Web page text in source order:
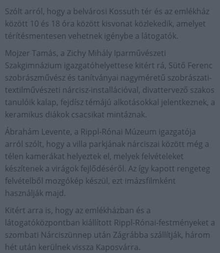
Szólt arról, hogy a belvárosi Kossuth tér és az emlékház
között 10 és 18 óra között kisvonat közlekedik, amelyet
térítésmentesen vehetnek igénybe a látogatók.
Mojzer Tamás, a Zichy Mihály Iparművészeti
Szakgimnázium igazgatóhelyettese kitért rá, Sütő Ferenc
szobrászművész és tanítványai nagyméretű szobrászati-
textilművészeti nárcisz-installációval, divattervező szakos
tanulóik kalap, fejdísz témájú alkotásokkal jelentkeznek, a
keramikus diákok csacsikat mintáznak.
Ábrahám Levente, a Rippl-Rónai Múzeum igazgatója
arról szólt, hogy a villa parkjának nárciszai között még a
télen kamerákat helyeztek el, melyek felvételeket
készítenek a virágok fejlődéséről. Az így kapott rengeteg
felvételből mozgókép készül, ezt imázsfilmként
használják majd.
Kitért arra is, hogy az emlékházban és a
látogatóközpontban kiállított Rippl-Rónai-festményeket a
szombati Nárciszünnep után Zágrábba szállítják, három
hét után kerülnek vissza Kaposvárra.